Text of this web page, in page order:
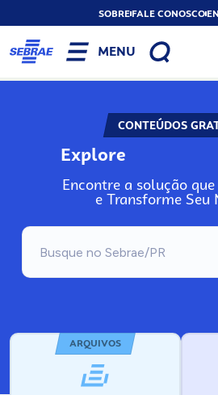
SOBREFALE CONOSCO
MENU
CONTEÚDOS
Explore
Encontre a solução
e Transforme Seu
ARQUIVOS